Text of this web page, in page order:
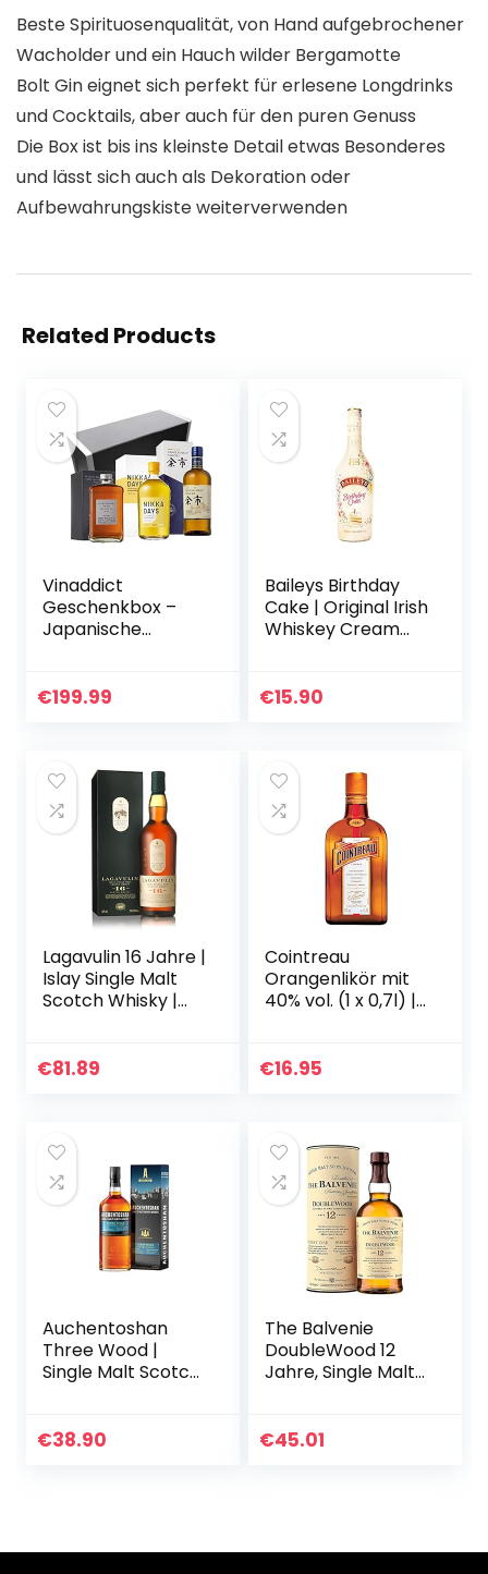
Beste Spirituosenqualität, von Hand aufgebrochener
Wacholder und ein Hauch wilder Bergamotte
Bolt Gin eignet sich perfekt für erlesene Longdrinks
und Cocktails, aber auch für den puren Genuss
Die Box ist bis ins kleinste Detail etwas Besonderes
und lässt sich auch als Dekoration oder
Aufbewahrungskiste weiterverwenden
Related Products
Vinaddict
Geschenkbox –
Japanische
Nikka Days &
€199.99
Baileys Birthday
Cake | Original Irish
Whiskey Cream
neue
€15.90
Lagavulin 16 Jahre |
Islay Single Malt
Scotch Whisky |
ung |
€81.89
Cointreau
Orangenlikör mit
40% vol. (1 x 0,7l) |
100% natürlichen
€16.95
Auchentoshan
Three Wood |
Single Malt Scotch
ung | 43% Vol |
€38.90
The Balvenie
DoubleWood 12
Jahre, Single Malt
Geschenk für
€45.01